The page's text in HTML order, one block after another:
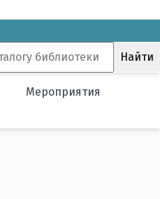
Мероприятия